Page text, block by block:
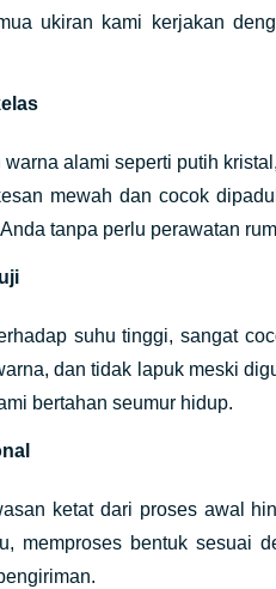
ukiran kami kerjakan
alami seperti putih
mewah dan cocok
tanpa perlu perawatan
suhu tinggi, sangat
dan tidak lapuk meski
bertahan seumur hidup.
ketat dari proses awal
memproses bentuk sesuai